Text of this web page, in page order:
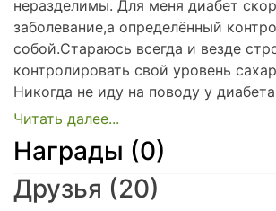
неразделимы. Для меня диабет
заболевание,а определённый
собой.Стараюсь всегда и везде
контролировать свой уровень
Никогда не иду на поводу у
незамедлительно принимаю
уровнем сахара в крови что-то не
Очень люблю путешествовать и
занимаюсь(увлекаюсь) фотографией
Награды (0)
Друзья (20)